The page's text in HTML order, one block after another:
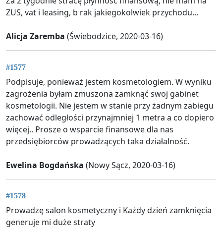
ZUS, vat i leasing, b rak jakiegokolwiek przychodu...
Alicja Zaremba (Świebodzice, 2020-03-16)
#1577
Podpisuje, ponieważ jestem kosmetologiem. W wyniku
zagrożenia byłam zmuszona zamknąć swoj gabinet
kosmetologii. Nie jestem w stanie przy żadnym zabiegu
zachować odległości przynajmniej 1 metra a co dopiero
więcej.. Prosze o wsparcie finansowe dla nas
przedsiębiorców prowadzących taka działalność.
Ewelina Bogdańska (Nowy Sącz, 2020-03-16)
#1578
Prowadzę salon kosmetyczny i Każdy dzień zamknięcia
generuje mi duże straty